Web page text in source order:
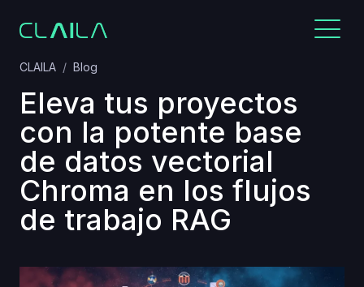
CLAILA Blog
Eleva tus proyectos
con la potente base
de datos vectorial
Chroma en los flujos
de trabajo RAG